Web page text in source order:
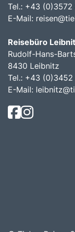
Tel.: +43
E-Mail:
Reisebüro
Rudolf-Hans-
8430 Leibnitz
Tel.: +43
E-Mail: